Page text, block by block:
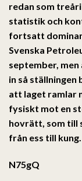
redan som
statistik och
fortsatt
Svenska
september,
in så ställningen
att laget ramlar
fysiskt mot en
hovrätt, som till
från ess till kung.
N75gQ